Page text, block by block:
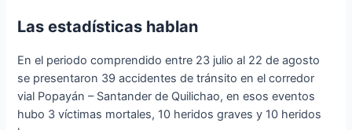
Las estadísticas hablan
En el periodo comprendido entre 23 julio al 22 de agosto
se presentaron 39 accidentes de tránsito en el corredor
vial Popayán – Santander de Quilichao, en esos eventos
hubo 3 víctimas mortales, 10 heridos graves y 10 heridos